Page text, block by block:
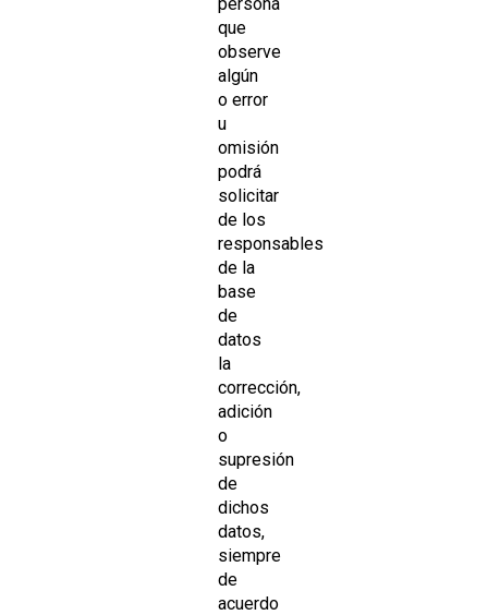
que
observe
algún
o error
u
omisión
podrá
solicitar
de los
responsables
de la
base
de
datos
la
corrección,
adición
o
supresión
de
dichos
datos,
siempre
de
acuerdo